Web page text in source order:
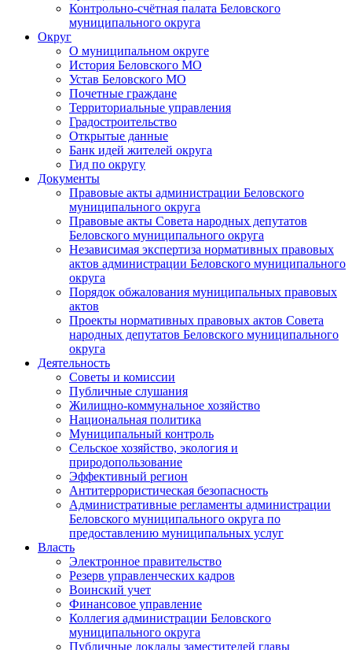
Контрольно-счётная палата Беловского
муниципального округа
Округ
О муниципальном округе
История Беловского МО
Устав Беловского МО
Почетные граждане
Территориальные управления
Градостроительство
Открытые данные
Банк идей жителей округа
Гид по округу
Документы
Правовые акты администрации Беловского
муниципального округа
Правовые акты Совета народных депутатов
Беловского муниципального округа
Независимая экспертиза нормативных правовых
актов администрации Беловского муниципального
округа
Порядок обжалования муниципальных правовых
актов
Проекты нормативных правовых актов Совета
народных депутатов Беловского муниципального
округа
Деятельность
Советы и комиссии
Публичные слушания
Жилищно-коммунальное хозяйство
Национальная политика
Муниципальный контроль
Сельское хозяйство, экология и
природопользование
Эффективный регион
Антитеррористическая безопасность
Административные регламенты администрации
Беловского муниципального округа по
предоставлению муниципальных услуг
Власть
Электронное правительство
Резерв управленческих кадров
Воинский учет
Финансовое управление
Коллегия администрации Беловского
муниципального округа
Публичные доклады заместителей главы